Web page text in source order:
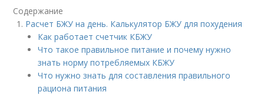
Содержание
Расчет БЖУ на день. Калькулятор БЖУ для похудения
Как работает счетчик КБЖУ
Что такое правильное питание и почему нужно
знать норму потребляемых КБЖУ
Что нужно знать для составления правильного
рациона питания